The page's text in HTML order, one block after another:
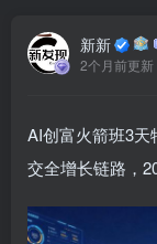
新新
2个月前更新
AI创富火箭班3
交全增长链路，